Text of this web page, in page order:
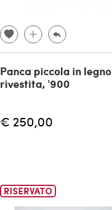
Panca piccola in legno
rivestita, '900
€ 250,00
RISERVATO